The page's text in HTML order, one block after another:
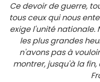
Ce devoir de guerre,
tous ceux qui nous
exige l'unité nationale.
les plus grandes
n'avons pas à
montrer, jusqu'à la